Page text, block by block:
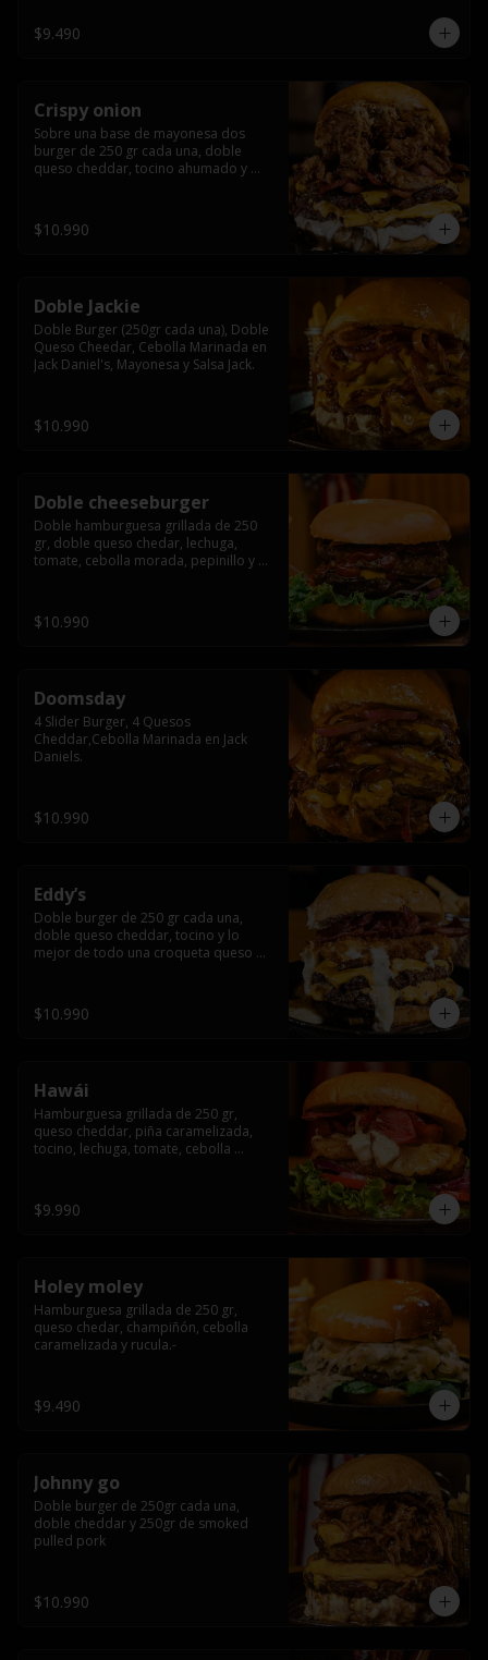
$9.490
Crispy onion
Sobre una base de mayonesa dos
burger de 250 gr cada una, doble
queso cheddar, tocino ahumado y
$10.990
Doble Jackie
Doble Burger (250gr cada una), Doble
Queso Cheedar, Cebolla Marinada en
Jack Daniel's, Mayonesa y Salsa Jack.
$10.990
Doble cheeseburger
Doble hamburguesa grillada de 250
gr, doble queso chedar, lechuga,
tomate, cebolla morada, pepinillo y
$10.990
Doomsday
4 Slider Burger, 4 Quesos
Cheddar,Cebolla Marinada en Jack
Daniels.
$10.990
Eddy’s
Doble burger de 250 gr cada una,
doble queso cheddar, tocino y lo
mejor de todo una croqueta queso
$10.990
Hawái
Hamburguesa grillada de 250 gr,
queso cheddar, piña caramelizada,
tocino, lechuga, tomate, cebolla
$9.990
Holey moley
Hamburguesa grillada de 250 gr,
queso chedar, champiñón, cebolla
caramelizada y rucula.-
$9.490
Johnny go
Doble burger de 250gr cada una,
doble cheddar y 250gr de smoked
pulled pork
$10.990